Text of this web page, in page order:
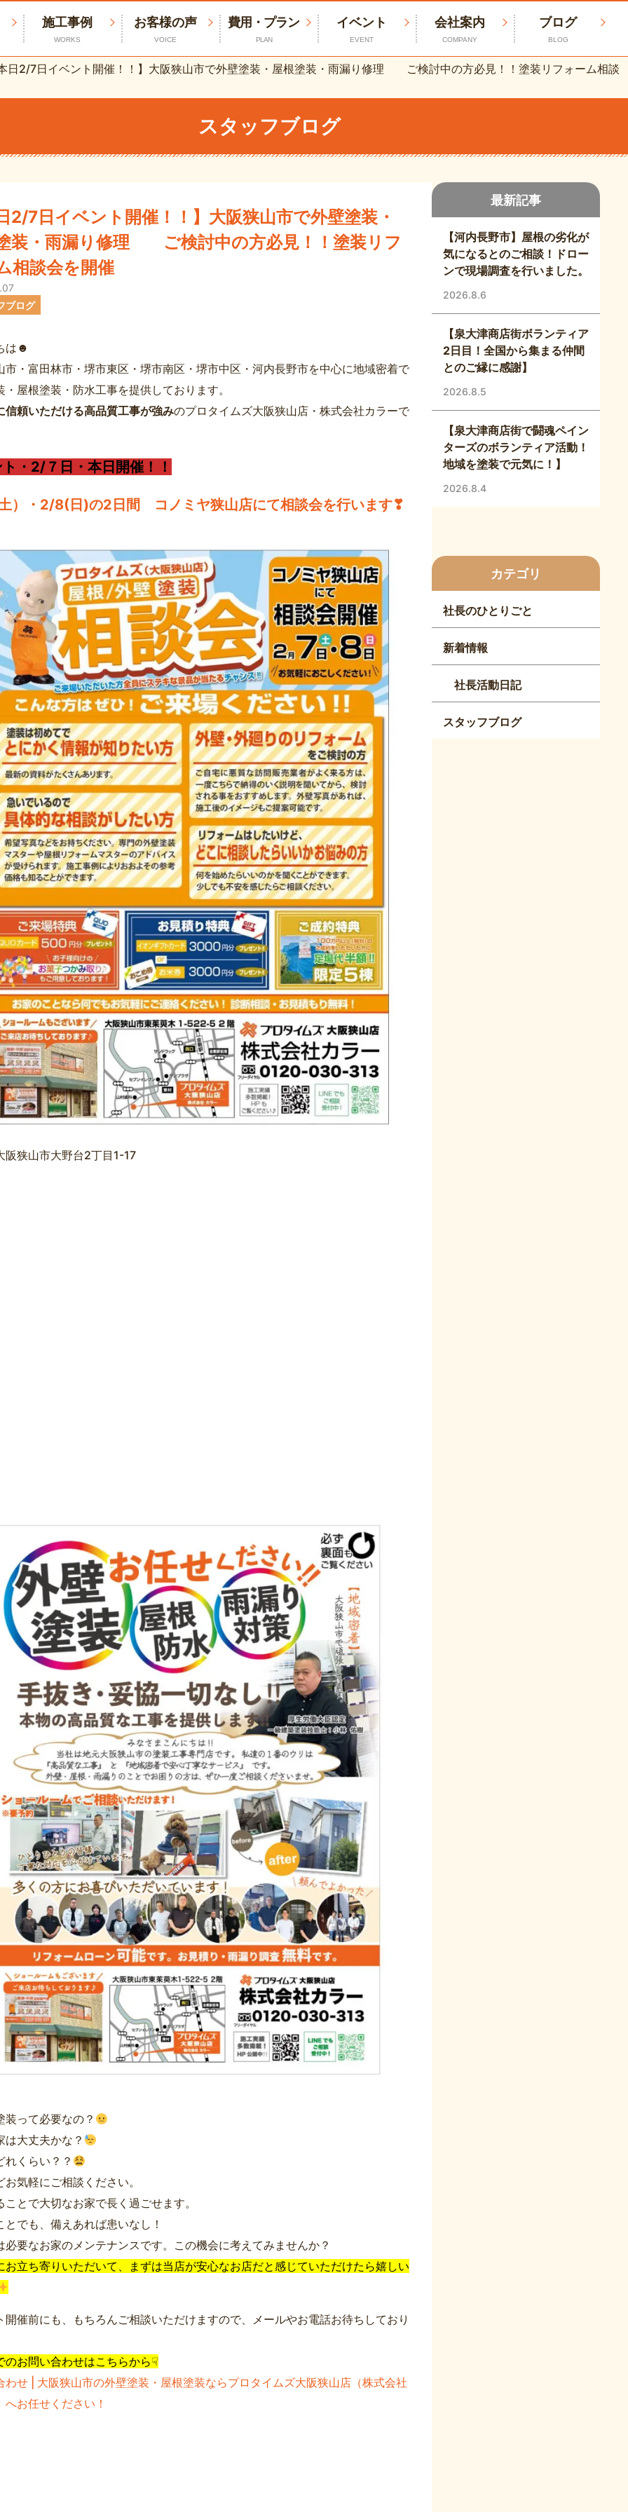
施工事例
WORKS
お客様の声
VOICE
費用・プラン
PLAN
イベント
EVENT
会社案内
COMPANY
ブログ
BLOG
日2/7日イベント開催！！】大阪狭山市で外壁塗装・屋根塗装・雨漏り修理 ご検討中の方必見！！塗装リフォーム相談
スタッフブログ
2/7日イベント開催！！】大阪狭山市で外壁塗装・
装・雨漏り修理 ご検討中の方必見！！塗装リフ
相談会を開催
ブログ
は☻
市・富田林市・堺市東区・堺市南区・堺市中区・河内長野市を中心に地域密着で
・屋根塗装・防水工事を提供しております。
信頼いただける高品質工事が強みのプロタイムズ大阪狭山店・株式会社カラーで
・2/７日・本日開催！！
）・2/8(日)の2日間 コノミヤ狭山店にて相談会を行います❣
阪狭山市大野台2丁目1-17
装って必要なの？
は大丈夫かな？
れくらい？？
お気軽にご相談ください。
ことで大切なお家で長く過ごせます。
とでも、備えあれば患いなし！
必要なお家のメンテナンスです。この機会に考えてみませんか？
お立ち寄りいただいて、まずは当店が安心なお店だと感じていただけたら嬉しい
開催前にも、もちろんご相談いただけますので、メールやお電話お待ちしており
のお問い合わせはこちらから☟
わせ | 大阪狭山市の外壁塗装・屋根塗装ならプロタイムズ大阪狭山店（株式会社
へお任せください！
最新記事
【河内長野市】屋根の劣化が
気になるとのご相談！ドロー
ンで現場調査を行いました。
2026.8.6
【泉大津商店街ボランティア
2日目！全国から集まる仲間
とのご縁に感謝】
2026.8.5
【泉大津商店街で闘魂ペイン
ターズのボランティア活動！
地域を塗装で元気に！】
2026.8.4
カテゴリ
社長のひとりごと
新着情報
社長活動日記
スタッフブログ